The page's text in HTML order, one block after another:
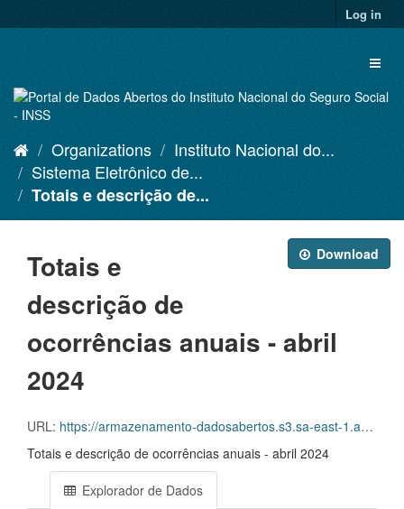
to
Log in
Organizations
Instituto Nacional do...
Sistema Eletrônico de...
Totais e descrição de...
Download
Totais e
descrição de
ocorrências anuais - abril
2024
URL: https://armazenamento-dadosabertos.s3.sa-east-1.amazonaws.com/PDA_2023_2025/Grupos_de_dados/Sistema+Eletr%C3%B4nico+de+Frequ%C3%AAncia+-+SISREF/D.SRF.FQS.004.ACSINSS.202404.csv.csv
Totais e descrição de ocorrências anuais - abril 2024
Explorador de Dados